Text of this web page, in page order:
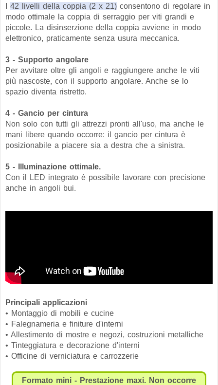
42 livelli della coppia (2 x 21) consentono di regolare in
modo ottimale la coppia di serraggio per viti grandi e
piccole. La disinserzione della coppia avviene in modo
elettronico, praticamente senza usura meccanica.
3 - Supporto angolare
Per avvitare oltre gli angoli e raggiungere anche le viti
più nascoste, con il supporto angolare. Anche se lo
spazio diventa ristretto.
4 - Gancio per cintura
Non solo con tutti gli attrezzi pronti all'uso, ma anche le
mani libere quando occorre: il gancio per cintura è
posizionabile a piacere sia a destra che a sinistra.
5 - Illuminazione ottimale.
Con il LED integrato è possibile lavorare con precisione
anche in angoli bui.
Principali applicazioni
• Montaggio di mobili e cucine
• Falegnameria e finiture d'interni
• Allestimento di mostre e negozi, costruzioni metalliche
• Tinteggiatura e decorazione d'interni
• Officine di verniciatura e carrozzerie
Formato mini - Prestazione maxi. Non occorre